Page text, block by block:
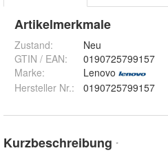
Artikelmerkmale
Zustand:
Neu
GTIN / EAN:
0190725799157
Marke:
Lenovo
Hersteller Nr.:
0190725799157
Kurzbeschreibung *